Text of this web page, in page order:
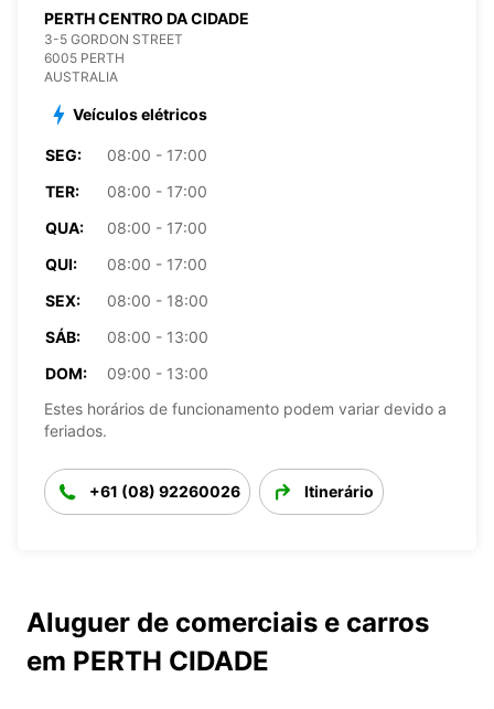
PERTH CENTRO DA CIDADE
3-5 GORDON STREET
6005 PERTH
AUSTRALIA
Veículos elétricos
SEG:
08:00 - 17:00
TER:
08:00 - 17:00
QUA:
08:00 - 17:00
QUI:
08:00 - 17:00
SEX:
08:00 - 18:00
SÁB:
08:00 - 13:00
DOM:
09:00 - 13:00
Estes horários de funcionamento podem variar devido a
feriados.
+61 (08) 92260026 Itinerário
Aluguer de comerciais e carros
em PERTH CIDADE